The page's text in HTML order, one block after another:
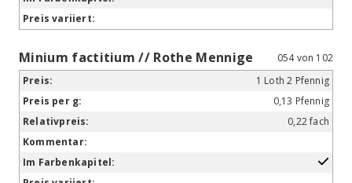
Minium factitium // Rothe Mennige
054 von 102
1 Loth 2 Pfennig
0,13 Pfennig
0,22 fach